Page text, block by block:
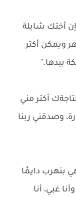
إن أختك شايلة
ويمكن أكتر
بيدها."
أكتر مني
وصدقني ربنا
بتهرب دايمًا
غبي، أنا